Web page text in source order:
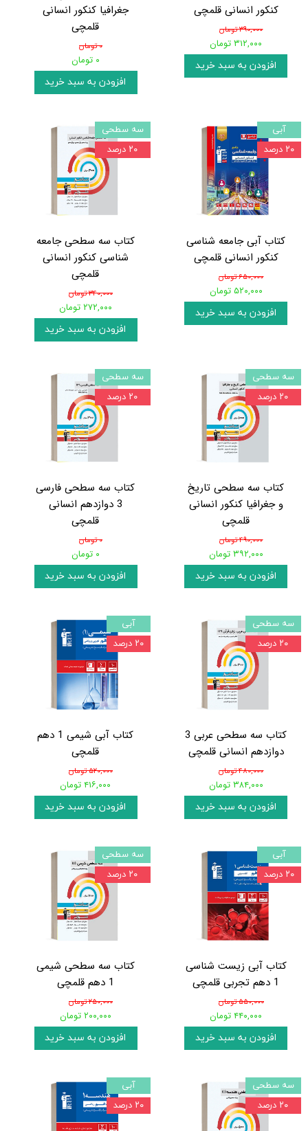
کنکور انسانی قلمچی
۳۹۰,۰۰۰ تومان
۳۱۲,۰۰۰ تومان
افزودن به سبد خرید
جغرافیا کنکور انسانی
قلمچی
۰ تومان
۰ تومان
افزودن به سبد خرید
کتاب آبی جامعه شناسی
کنکور انسانی قلمچی
۶۵۰,۰۰۰ تومان
۵۲۰,۰۰۰ تومان
افزودن به سبد خرید
آبی
۲۰ درصد
کتاب سه سطحی جامعه
شناسی کنکور انسانی
قلمچی
۳۴۰,۰۰۰ تومان
۲۷۲,۰۰۰ تومان
افزودن به سبد خرید
سه سطحی
۲۰ درصد
کتاب سه سطحی تاریخ
و جغرافیا کنکور انسانی
قلمچی
۴۹۰,۰۰۰ تومان
۳۹۲,۰۰۰ تومان
افزودن به سبد خرید
سه سطحی
۲۰ درصد
کتاب سه سطحی فارسی
3 دوازدهم انسانی
قلمچی
۰ تومان
۰ تومان
افزودن به سبد خرید
سه سطحی
۲۰ درصد
کتاب سه سطحی عربی 3
دوازدهم انسانی قلمچی
۴۸۰,۰۰۰ تومان
۳۸۴,۰۰۰ تومان
افزودن به سبد خرید
سه سطحی
۲۰ درصد
کتاب آبی شیمی 1 دهم
قلمچی
۵۲۰,۰۰۰ تومان
۴۱۶,۰۰۰ تومان
افزودن به سبد خرید
آبی
۲۰ درصد
کتاب آبی زیست شناسی
1 دهم تجربی قلمچی
۵۵۰,۰۰۰ تومان
۴۴۰,۰۰۰ تومان
افزودن به سبد خرید
آبی
۲۰ درصد
کتاب سه سطحی شیمی
1 دهم قلمچی
۲۵۰,۰۰۰ تومان
۲۰۰,۰۰۰ تومان
افزودن به سبد خرید
سه سطحی
۲۰ درصد
سه سطحی
۲۰ درصد
آبی
۲۰ درصد